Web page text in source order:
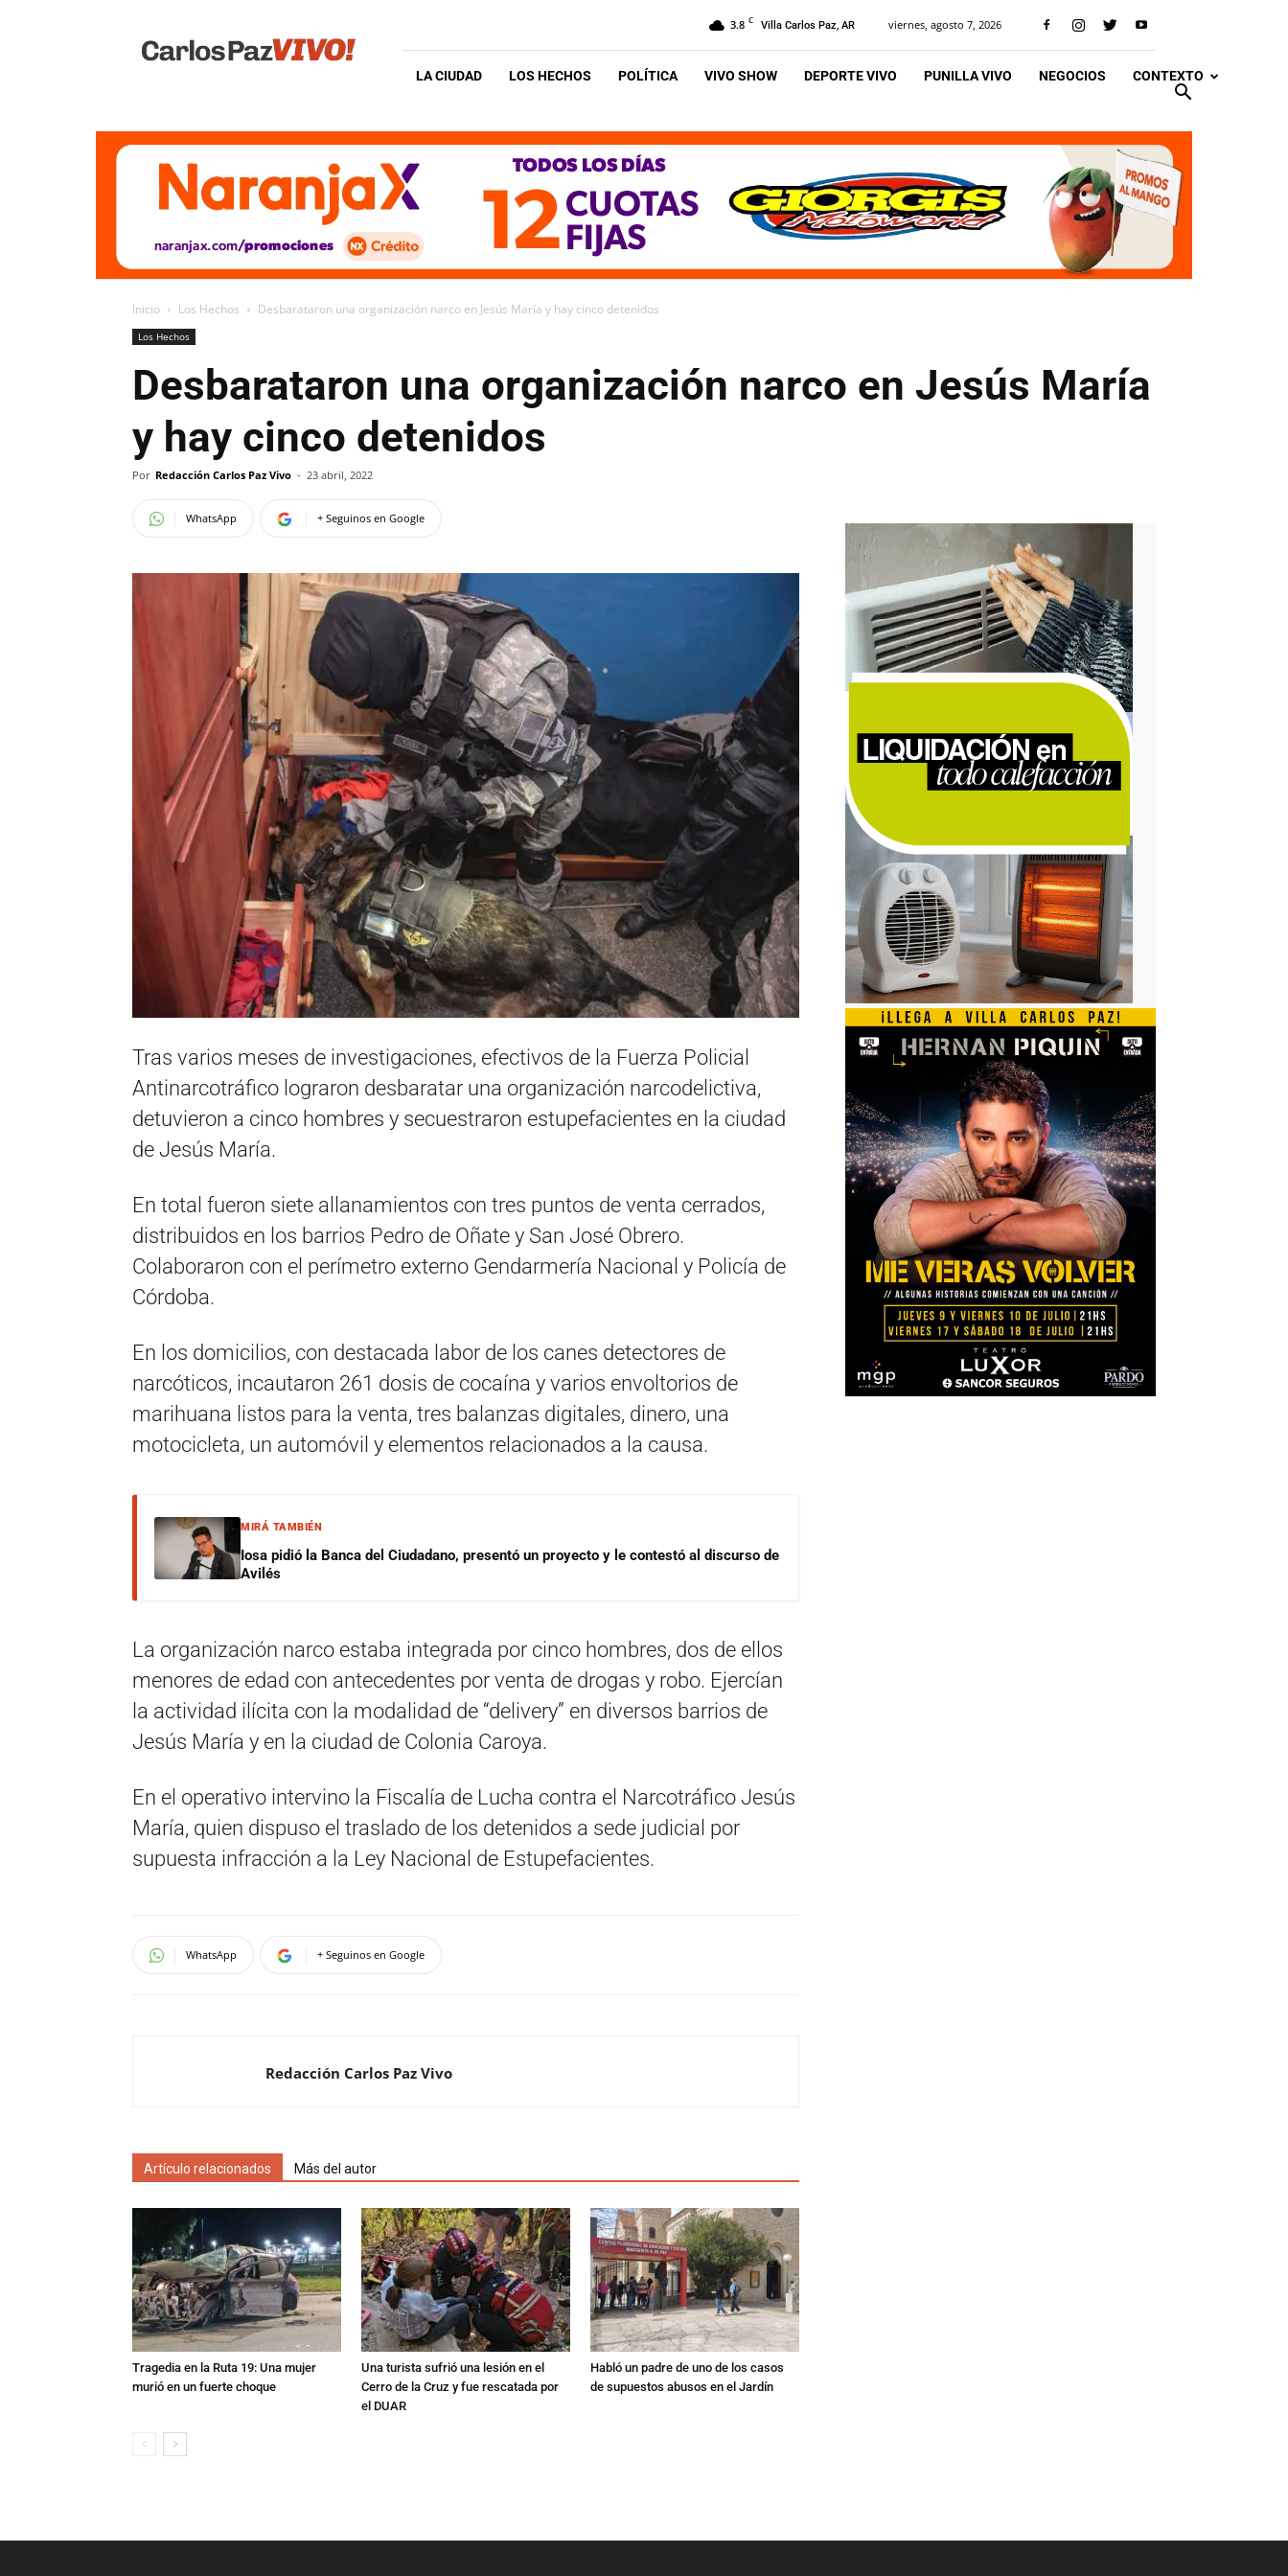
Vivo
3.8 C Villa Carlos Paz, AR viernes, agosto 7, 2026
LA CIUDAD LOS HECHOS POLÍTICA VIVO SHOW DEPORTE VIVO PUNILLA VIVO NEGOCIOS CONTEXTO
Inicio Los Hechos Desbarataron una organización narco en Jesús María y hay cinco detenidos
Los Hechos
Desbarataron una organización narco en Jesús María
y hay cinco detenidos
Por Redacción Carlos Paz Vivo - 23 abril, 2022
WhatsApp + Seguinos en Google
Tras varios meses de investigaciones, efectivos de la Fuerza Policial
Antinarcotráfico lograron desbaratar una organización narcodelictiva,
detuvieron a cinco hombres y secuestraron estupefacientes en la ciudad
de Jesús María.
En total fueron siete allanamientos con tres puntos de venta cerrados,
distribuidos en los barrios Pedro de Oñate y San José Obrero.
Colaboraron con el perímetro externo Gendarmería Nacional y Policía de
Córdoba.
En los domicilios, con destacada labor de los canes detectores de
narcóticos, incautaron 261 dosis de cocaína y varios envoltorios de
marihuana listos para la venta, tres balanzas digitales, dinero, una
motocicleta, un automóvil y elementos relacionados a la causa.
MIRÁ TAMBIÉN
Iosa pidió la Banca del Ciudadano, presentó un proyecto y le contestó al discurso de
Avilés
La organización narco estaba integrada por cinco hombres, dos de ellos
menores de edad con antecedentes por venta de drogas y robo. Ejercían
la actividad ilícita con la modalidad de “delivery” en diversos barrios de
Jesús María y en la ciudad de Colonia Caroya.
En el operativo intervino la Fiscalía de Lucha contra el Narcotráfico Jesús
María, quien dispuso el traslado de los detenidos a sede judicial por
supuesta infracción a la Ley Nacional de Estupefacientes.
WhatsApp + Seguinos en Google
Redacción Carlos Paz Vivo
Artículo relacionados Más del autor
Tragedia en la Ruta 19: Una mujer
murió en un fuerte choque
Una turista sufrió una lesión en el
Cerro de la Cruz y fue rescatada por
el DUAR
Habló un padre de uno de los casos
de supuestos abusos en el Jardín